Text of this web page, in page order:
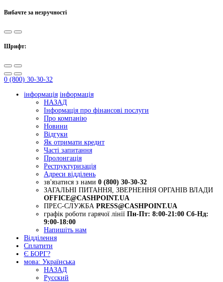
Вибачте за незручності
Шрифт:
0 (800) 30-30-32
інформація інформація
НАЗАД
Інформація про фінансові послуги
Про компанію
Новини
Відгуки
Як отримати кредит
Часті запитання
Пролонгація
Реструктуризація
Адреси відділень
зв'язатися з нами 0 (800) 30-30-32
ЗАГАЛЬНІ ПИТАННЯ, ЗВЕРНЕННЯ ОРГАНІВ ВЛАДИ
OFFICE@CASHPOINT.UA
ПРЕС-СЛУЖБА PRESS@CASHPOINT.UA
графік роботи гарячої лінії Пн-Пт: 8:00-21:00 Сб-Нд:
9:00-18:00
Напишіть нам
Відділення
Сплатити
Є БОРГ?
мова: Українська
НАЗАД
Русский